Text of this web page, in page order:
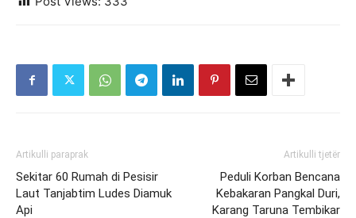
Artikulli paraprak
Sekitar 60 Rumah di Pesisir
Laut Tanjabtim Ludes Diamuk
Api
Artikulli tjetër
Peduli Korban Bencana
Kebakaran Pangkal Duri,
Karang Taruna Tembikar